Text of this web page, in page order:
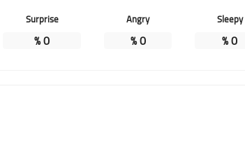
Sleepy
0
%
Angry
0
%
Surprise
0
%